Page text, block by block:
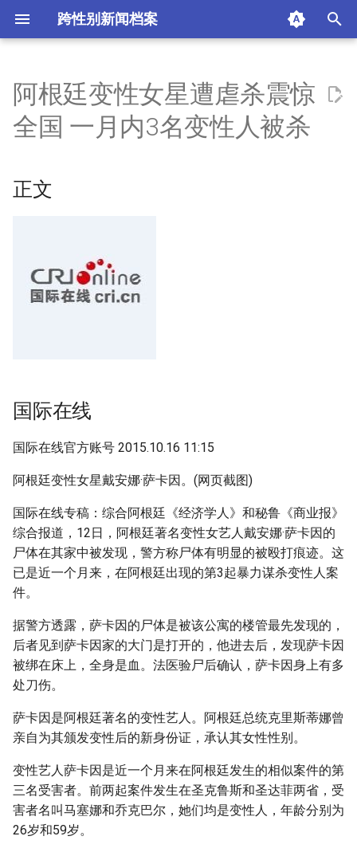
跨性别新闻档案
n
i
t
a
a
r
c
h
正文
摘要与附加信息
阿根廷变性女星遭虐杀震惊
全国 一月内3名变性人被杀
正文
国际在线
国际在线官方账号 2015.10.16 11:15
阿根廷变性女星戴安娜·萨卡因。(网页截图)
国际在线专稿：综合阿根廷《经济学人》和秘鲁《商业报》
综合报道，12日，阿根廷著名变性女艺人戴安娜·萨卡因的
尸体在其家中被发现，警方称尸体有明显的被殴打痕迹。这
已是近一个月来，在阿根廷出现的第3起暴力谋杀变性人案
件。
据警方透露，萨卡因的尸体是被该公寓的楼管最先发现的，
后者见到萨卡因家的大门是打开的，他进去后，发现萨卡因
被绑在床上，全身是血。法医验尸后确认，萨卡因身上有多
处刀伤。
萨卡因是阿根廷著名的变性艺人。阿根廷总统克里斯蒂娜曾
亲自为其颁发变性后的新身份证，承认其女性性别。
变性艺人萨卡因是近一个月来在阿根廷发生的相似案件的第
三名受害者。前两起案件发生在圣克鲁斯和圣达菲两省，受
害者名叫马塞娜和乔克巴尔，她们均是变性人，年龄分别为
26岁和59岁。